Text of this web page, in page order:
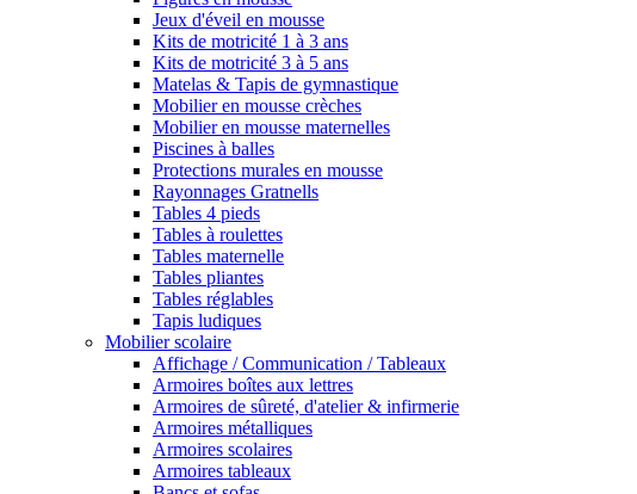
Jeux d'éveil en mousse
Kits de motricité 1 à 3 ans
Kits de motricité 3 à 5 ans
Matelas & Tapis de gymnastique
Mobilier en mousse crèches
Mobilier en mousse maternelles
Piscines à balles
Protections murales en mousse
Rayonnages Gratnells
Tables 4 pieds
Tables à roulettes
Tables maternelle
Tables pliantes
Tables réglables
Tapis ludiques
Mobilier scolaire
Affichage / Communication / Tableaux
Armoires boîtes aux lettres
Armoires de sûreté, d'atelier & infirmerie
Armoires métalliques
Armoires scolaires
Armoires tableaux